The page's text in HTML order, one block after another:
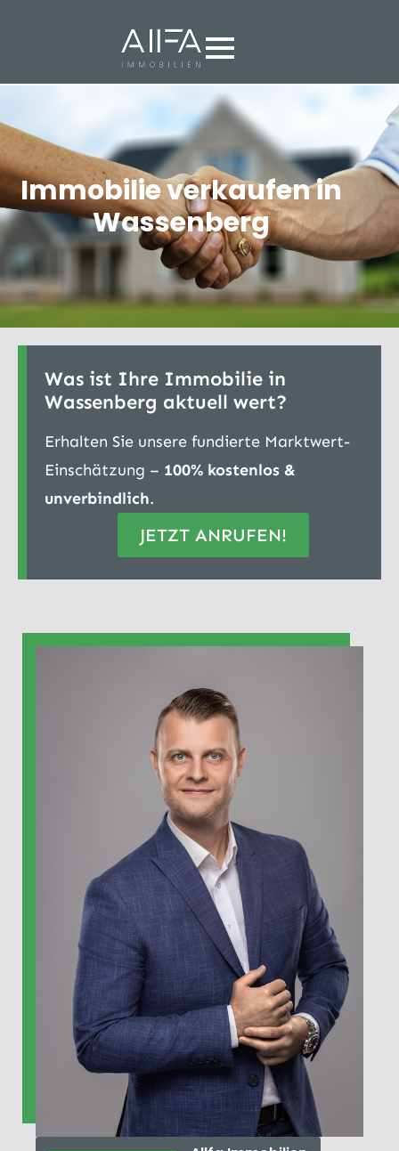
Immobilie verkaufen in
Wassenberg
Was ist Ihre Immobilie in
Wassenberg aktuell wert?
Erhalten Sie unsere fundierte Marktwert-
Einschätzung – 100% kostenlos &
unverbindlich.
JETZT ANRUFEN!